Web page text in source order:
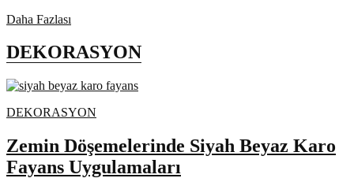
Daha Fazlası
ile
Mutfak
DEKORASYON
DEKORASYON
Zemin Döşemelerinde Siyah Beyaz Karo
Fayans Uygulamaları